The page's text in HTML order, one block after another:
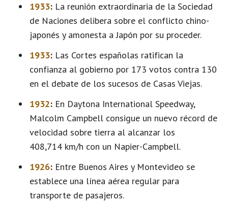
1933: La reunión extraordinaria de la Sociedad
de Naciones delibera sobre el conflicto chino-
japonés y amonesta a Japón por su proceder.
1933: Las Cortes españolas ratifican la
confianza al gobierno por 173 votos contra 130
en el debate de los sucesos de Casas Viejas.
1932: En Daytona International Speedway,
Malcolm Campbell consigue un nuevo récord de
velocidad sobre tierra al alcanzar los
408,714 km/h con un Napier-Campbell.
1926: Entre Buenos Aires y Montevideo se
establece una línea aérea regular para
transporte de pasajeros.